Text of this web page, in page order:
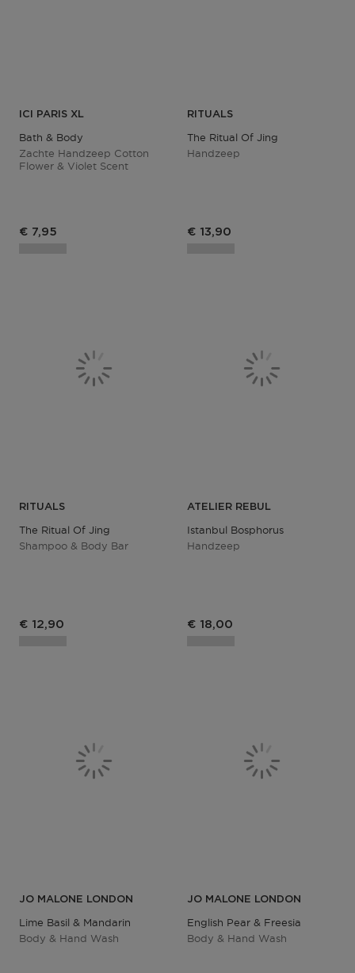
ICI PARIS XL
Bath & Body
Zachte Handzeep Cotton
Flower & Violet Scent
Productprijs
€ 7,95
RITUALS
The Ritual Of Jing
Handzeep
€ 13,90
RITUALS
The Ritual Of Jing
Shampoo & Body Bar
€ 12,90
ATELIER REBUL
Istanbul Bosphorus
Handzeep
€ 18,00
JO MALONE LONDON
Lime Basil & Mandarin
Body & Hand Wash
JO MALONE LONDON
English Pear & Freesia
Body & Hand Wash